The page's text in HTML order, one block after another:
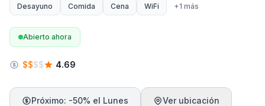
Desayuno Comida Cena WiFi +1 más
Abierto ahora
$$$$ 4.69
Próximo: -50% el Lunes Ver ubicación